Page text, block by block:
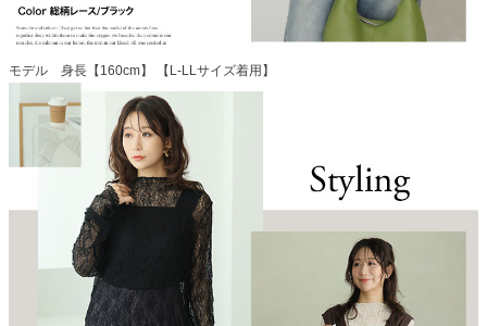
モデル 身長【160cm】 【L-LLサイズ着用】